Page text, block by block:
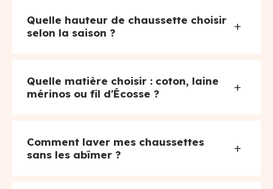
Quelle hauteur de chaussette choisir
selon la saison ?
+
Quelle matière choisir : coton, laine
mérinos ou fil d'Écosse ?
+
Comment laver mes chaussettes
sans les abîmer ?
+